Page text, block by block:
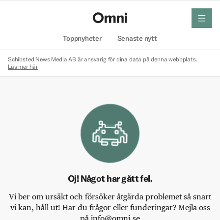
Toppnyheter Senaste nytt
meny
Schibsted News Media AB är ansvarig för dina data på denna webbplats.
Läs mer här
Oj! Något har gått fel.
Vi ber om ursäkt och försöker åtgärda problemet så snart
vi kan, håll ut! Har du frågor eller funderingar? Mejla oss